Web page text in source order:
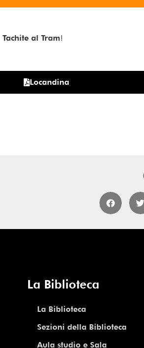
Tachite al Tram!
Locandina
La Biblioteca
La Biblioteca
Sezioni della Biblioteca
Aula studio e Sala